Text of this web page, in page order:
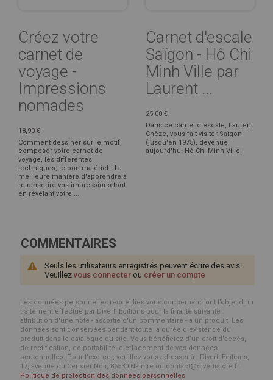
Créez votre
carnet de
voyage -
Impressions
nomades
18,90 €
Comment dessiner sur le motif,
composer votre carnet de
voyage, les différentes
techniques, le bon matériel… La
meilleure manière d'apprendre à
retranscrire vos impressions tout
en révélant votre ...
Carnet d'escale
Saïgon - Hô Chi
Minh Ville par
Laurent ...
25,00 €
Dans ce carnet d'escale, Laurent
Chèze, vous fait visiter Saïgon
(jusqu'en 1975), devenue
aujourd'hui Hô Chi Minh Ville.
COMMENTAIRES
Seuls les utilisateurs enregistrés peuvent écrire des avis.
Veuillez vous connecter ou créer un compte
Les données personnelles recueillies vous concernant font l’objet d’un
traitement effectué par Diverti Editions pour la finalité suivante :
attribution d'une note - assortie d'un commentaire - à un produit. Les
données sont conservées pendant toute la durée d'existence du
produit dans le catalogue du site. Vous bénéficiez d’un droit d’accès,
de rectification, de portabilité, d’effacement de vos données
personnelles. Pour l’exercer, veuillez vous adresser à : Diverti Editions,
17, avenue du Cerisier Noir, 86530 Naintré ou contact@divertistore.fr.
Politique de protection des données personnelles